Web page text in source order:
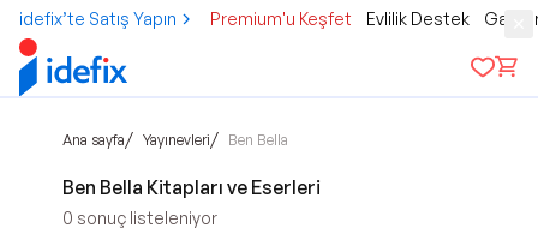
idefix’te Satış Yapın Premium'u Keşfet Evlilik Destek
Ana sayfa/ Yayınevleri/ Ben Bella
Ben Bella Kitapları ve Eserleri
0 sonuç listeleniyor